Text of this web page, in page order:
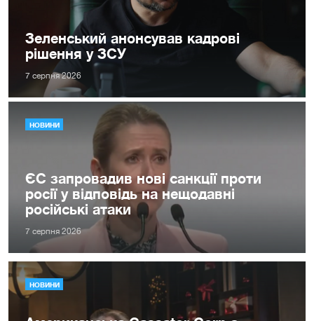
Зеленський анонсував кадрові
рішення у ЗСУ
7 серпня 2026
НОВИНИ
ЄС запровадив нові санкції проти
росії у відповідь на нещодавні
російські атаки
7 серпня 2026
НОВИНИ